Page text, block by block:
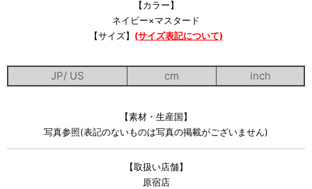
【カラー】
ネイビー×マスタード
【サイズ】 (サイズ表記について)
JP/ US cm inch
【素材・生産国】
写真参照(表記のないものは写真の掲載がございません)
【取扱い店舗】
原宿店